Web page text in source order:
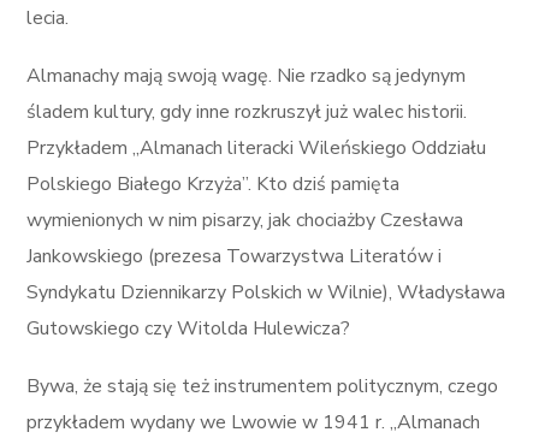
lecia.
Almanachy mają swoją wagę. Nie rzadko są jedynym
śladem kultury, gdy inne rozkruszył już walec historii.
Przykładem „Almanach literacki Wileńskiego Oddziału
Polskiego Białego Krzyża”. Kto dziś pamięta
wymienionych w nim pisarzy, jak chociażby Czesława
Jankowskiego (prezesa Towarzystwa Literatów i
Syndykatu Dziennikarzy Polskich w Wilnie), Władysława
Gutowskiego czy Witolda Hulewicza?
Bywa, że stają się też instrumentem politycznym, czego
przykładem wydany we Lwowie w 1941 r. „Almanach